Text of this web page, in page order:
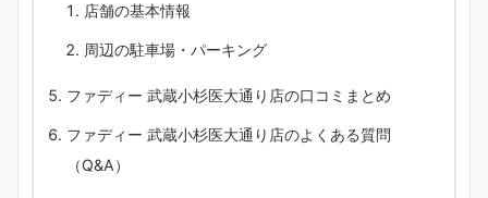
店舗の基本情報
周辺の駐車場・パーキング
ファディー 武蔵小杉医大通り店の口コミまとめ
ファディー 武蔵小杉医大通り店のよくある質問
（Q&A）